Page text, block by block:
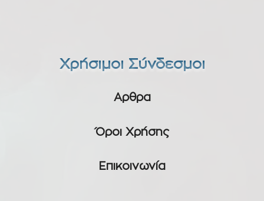
Χρήσιμοι Σύνδεσμοι
Αρθρα
Όροι Χρήσης
Επικοινωνία